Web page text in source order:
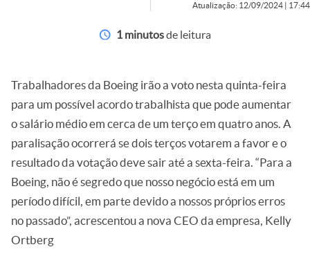
Atualização: 12/09/2024 | 17:44
1 minutosde leitura
Trabalhadores da Boeing irão a voto nesta quinta-feira
para um possível acordo trabalhista que pode aumentar
o salário médio em cerca de um terço em quatro anos. A
paralisação ocorrerá se dois terços votarem a favor e o
resultado da votação deve sair até a sexta-feira. “Para a
Boeing, não é segredo que nosso negócio está em um
período difícil, em parte devido a nossos próprios erros
no passado”, acrescentou a nova CEO da empresa, Kelly
Ortberg